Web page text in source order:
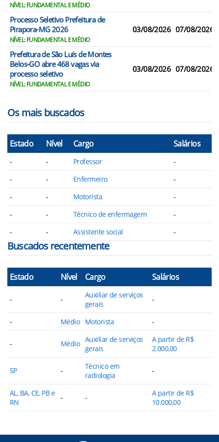
NÍVEL: FUNDAMENTAL E MÉDIO
Processo Seletivo Prefeitura de
Pirapora-MG 2026
NÍVEL: FUNDAMENTAL E MÉDIO
03/08/2026 07/08/2026
Prefeitura de São Luís de Montes
Belos-GO abre 468 vagas via
processo seletivo
NÍVEL: FUNDAMENTAL E MÉDIO
03/08/2026 07/08/2026
Os mais buscados
Estado Nível Cargo Salários
- - Professor
-
-
- Enfermeiro
-
-
- Motorista
-
-
- Técnico de enfermagem
-
-
- Assistente social -
Buscados recentemente
Estado Nível Cargo Salários
- -
Auxiliar de serviços
gerais
-
- Médio Motorista -
- Médio Auxiliar de serviços
gerais
A partir de R$
2.000,00
SP -
Técnico em
radiologia
-
AL, BA, CE, PB e
RN
- -
A partir de R$
10.000,00